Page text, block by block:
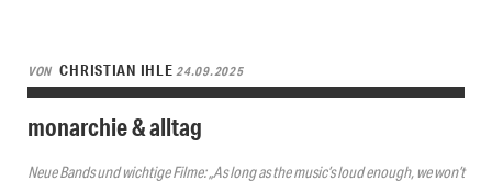
VON CHRISTIAN IHLE24.09.2025
monarchie & alltag
Neue Bands und wichtige Filme: „As long as the music’s loud enough, we won’t